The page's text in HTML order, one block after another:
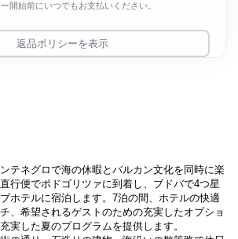
テネグロで海の休暇とバルカン文化を同時に楽
行便でポドゴリツァに到着し、ブドバで4つ星
ホテルに宿泊します。7泊の間、ホテルの快適
、希望されるゲストのための充実したオプショ
実した夏のプログラムを提供します。
開始前にいつでもお支払いください。
返品ポリシーを表示